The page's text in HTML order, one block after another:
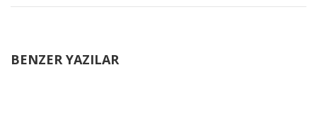
BENZER YAZILAR